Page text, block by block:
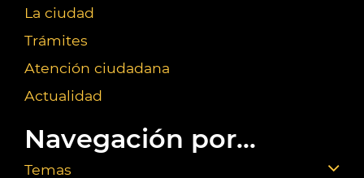
La ciudad
Trámites
Atención ciudadana
Actualidad
Navegación por...
Temas